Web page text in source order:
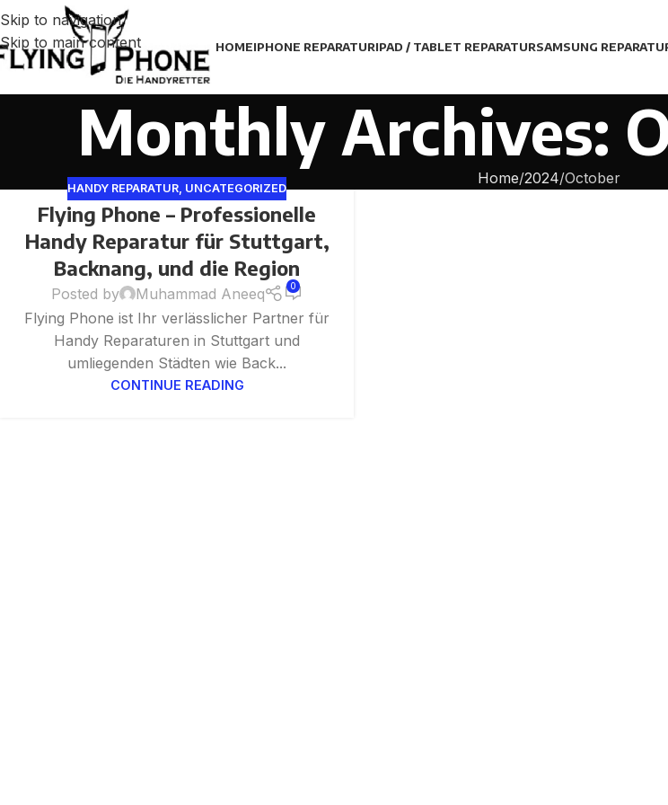
Skip to navigation
Skip to main content
HOMEIPHONE REPARATURIPAD / TABLET REPARATURSAMSUNG
Monthly Archives:
Home 2024 October
OCT
HANDY REPARATUR UNCATEGORIZED
Flying Phone – Professionelle
Handy Reparatur für Stuttgart,
Backnang, und die Region
Posted by Muhammad Aneeq 0
Flying Phone ist Ihr verlässlicher Partner für
Handy Reparaturen in Stuttgart und
umliegenden Städten wie Back...
CONTINUE READING